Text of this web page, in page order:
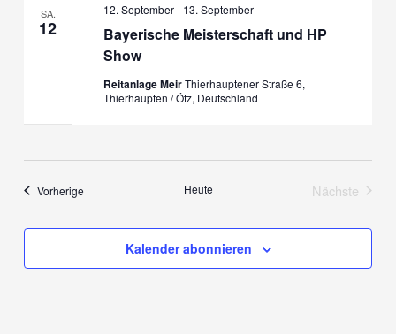
SA.
12
Bayerische Meisterschaft und HP
Show
12. September- 13. September
Reitanlage MeirThierhauptener Straße 6,
Thierhaupten / Ötz, Deutschland
Vorherige Heute
Nächste
Kalender abonnieren